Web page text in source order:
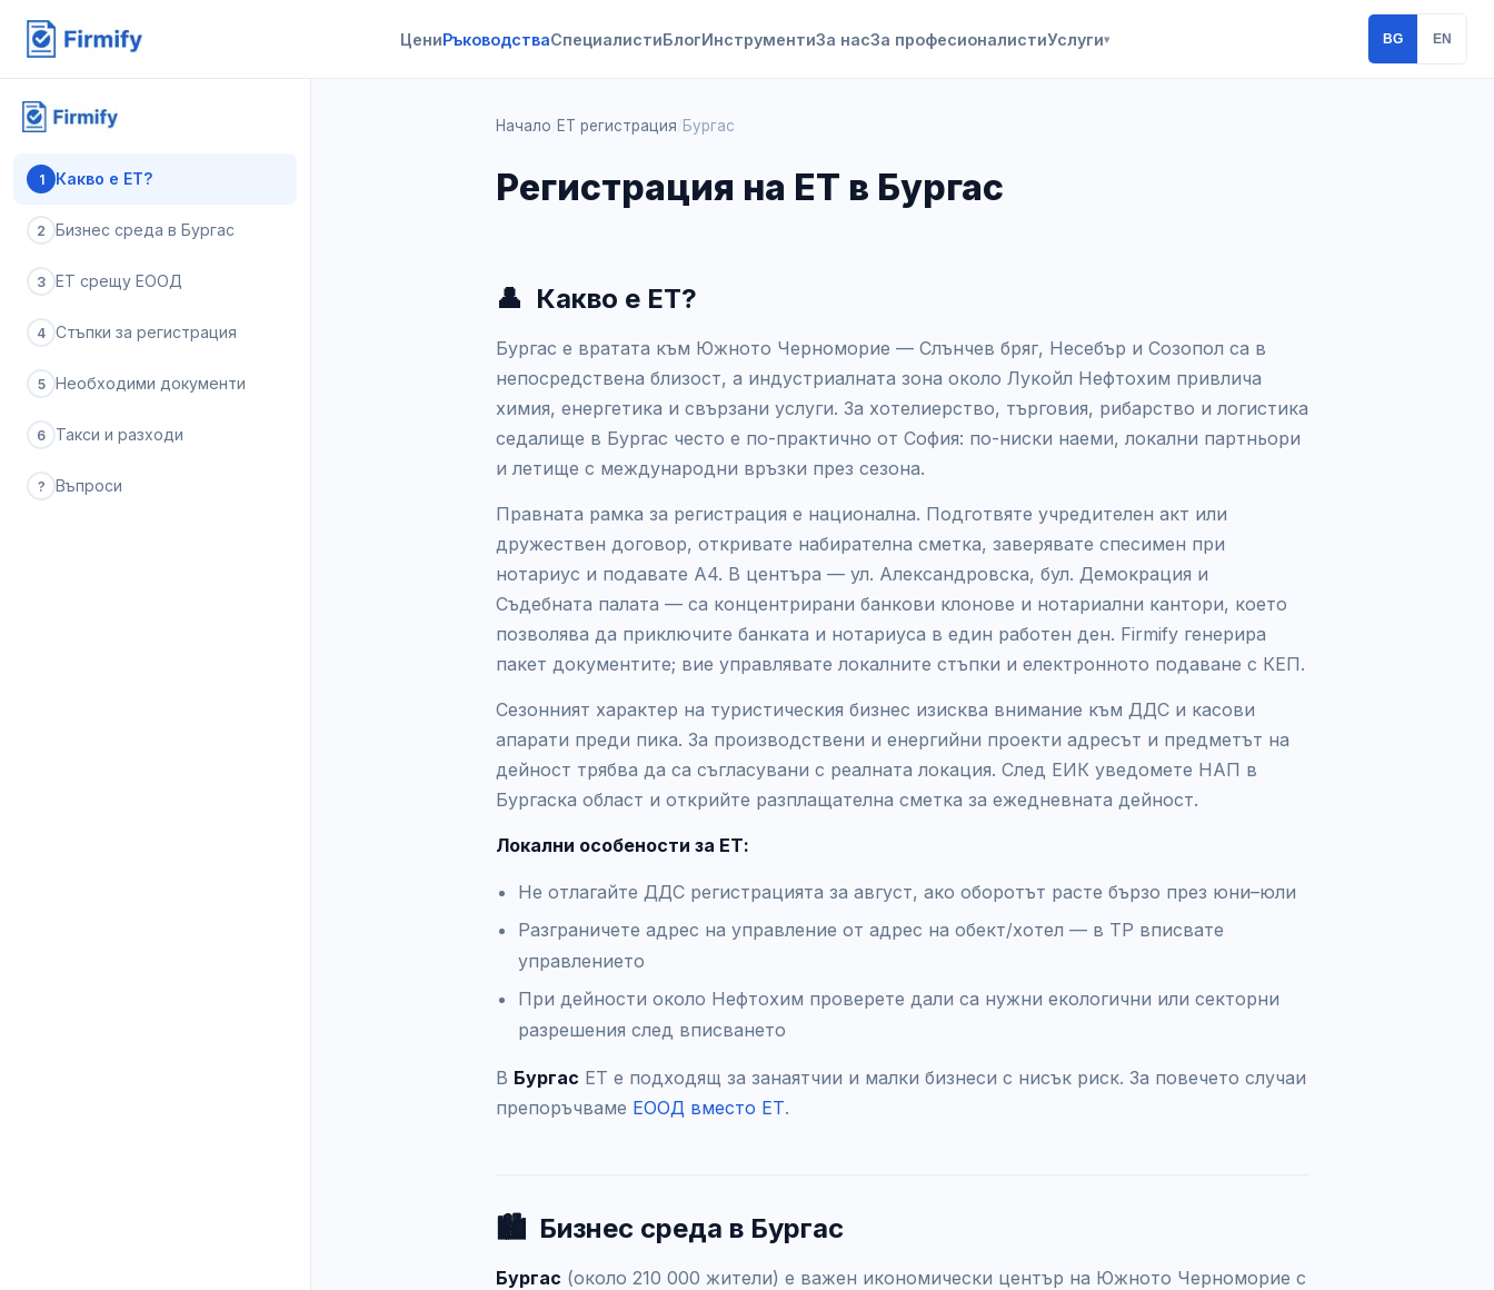
ЦениРъководстваСпециалистиБлогИнструментиЗа насЗа професионалистиУслуги▾ BG EN
1 Какво е ЕТ?
2 Бизнес среда в Бургас
3 ЕТ срещу ЕООД
4 Стъпки за регистрация
5 Необходими документи
6 Такси и разходи
? Въпроси
Начало ЕТ регистрация Бургас
Регистрация на ЕТ в Бургас
👤 Какво е ЕТ?
Бургас е вратата към Южното Черноморие — Слънчев бряг, Несебър и Созопол са в
непосредствена близост, а индустриалната зона около Лукойл Нефтохим привлича
химия, енергетика и свързани услуги. За хотелиерство, търговия, рибарство и логистика
седалище в Бургас често е по-практично от София: по-ниски наеми, локални партньори
и летище с международни връзки през сезона.
Правната рамка за регистрация е национална. Подготвяте учредителен акт или
дружествен договор, откривате набирателна сметка, заверявате спесимен при
нотариус и подавате А4. В центъра — ул. Александровска, бул. Демокрация и
Съдебната палата — са концентрирани банкови клонове и нотариални кантори, което
позволява да приключите банката и нотариуса в един работен ден. Firmify генерира
пакет документите; вие управлявате локалните стъпки и електронното подаване с КЕП.
Сезонният характер на туристическия бизнес изисква внимание към ДДС и касови
апарати преди пика. За производствени и енергийни проекти адресът и предметът на
дейност трябва да са съгласувани с реалната локация. След ЕИК уведомете НАП в
Бургаска област и открийте разплащателна сметка за ежедневната дейност.
Локални особености за ЕТ:
Не отлагайте ДДС регистрацията за август, ако оборотът расте бързо през юни–юли
Разграничете адрес на управление от адрес на обект/хотел — в ТР вписвате
управлението
При дейности около Нефтохим проверете дали са нужни екологични или секторни
разрешения след вписването
В Бургас ЕТ е подходящ за занаятчии и малки бизнеси с нисък риск. За повечето случаи
препоръчваме ЕООД вместо ЕТ.
🏙️ Бизнес среда в Бургас
Бургас (около 210 000 жители) е важен икономически център на Южното Черноморие с